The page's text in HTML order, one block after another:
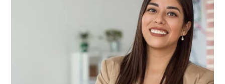
Long
(avec
mentions)